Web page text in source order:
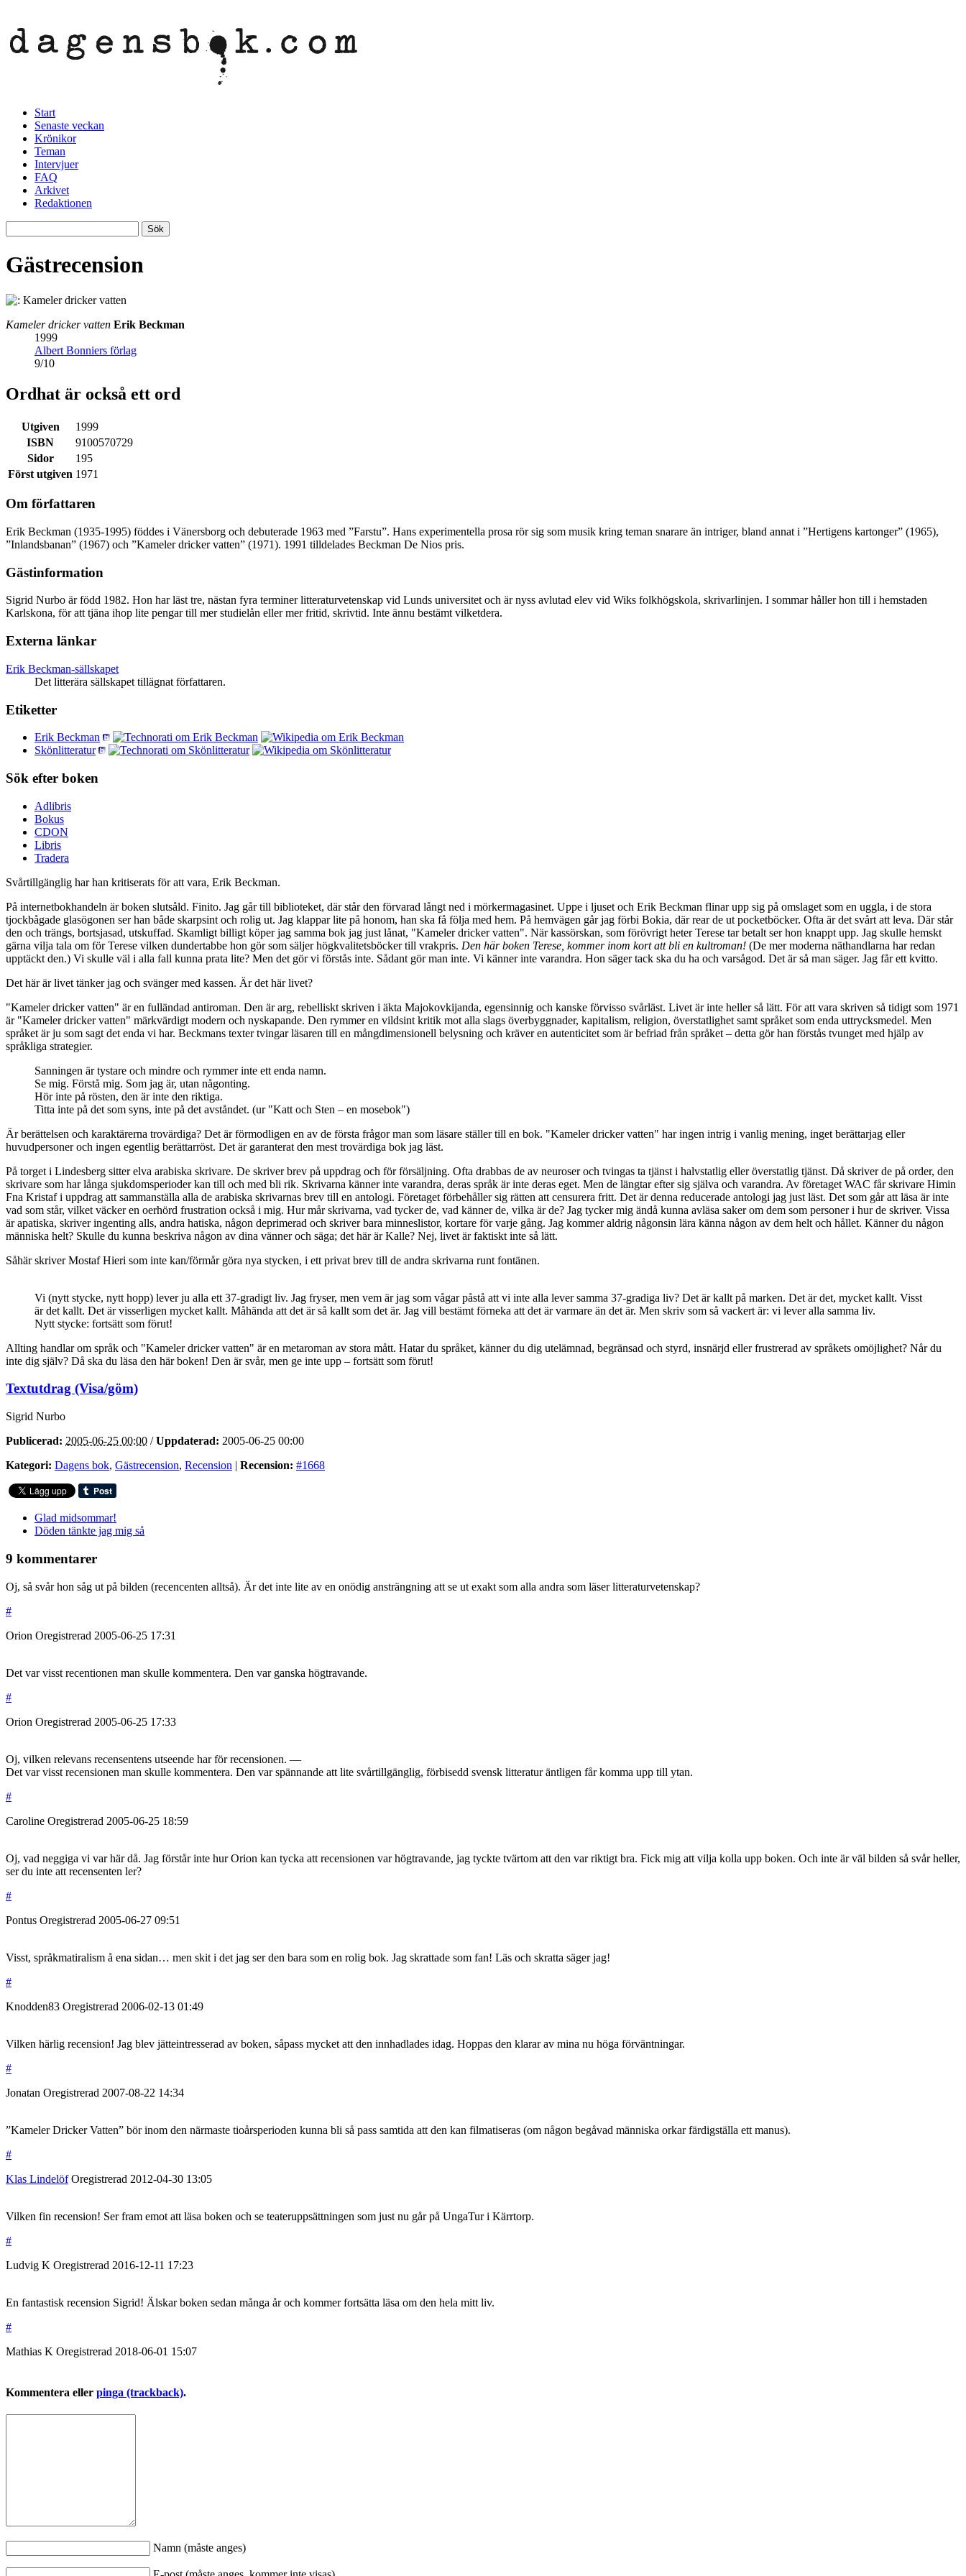
Start
Senaste veckan
Krönikor
Teman
Intervjuer
FAQ
Arkivet
Redaktionen
Gästrecension
Kameler dricker vatten Erik Beckman
1999
Albert Bonniers förlag
9/10
Ordhat är också ett ord
Utgiven
1999
ISBN
9100570729
Sidor
195
Först utgiven 1971
Om författaren
Erik Beckman (1935-1995) föddes i Vänersborg och debuterade 1963 med ”Farstu”. Hans experimentella prosa rör sig som musik kring teman snarare än intriger, bland annat i ”Hertigens kartonger” (1965),
”Inlandsbanan” (1967) och ”Kameler dricker vatten” (1971). 1991 tilldelades Beckman De Nios pris.
Gästinformation
Sigrid Nurbo är född 1982. Hon har läst tre, nästan fyra terminer litteraturvetenskap vid Lunds universitet och är nyss avlutad elev vid Wiks folkhögskola, skrivarlinjen. I sommar håller hon till i hemstaden
Karlskona, för att tjäna ihop lite pengar till mer studielån eller mer fritid, skrivtid. Inte ännu bestämt vilketdera.
Externa länkar
Erik Beckman-sällskapet
Det litterära sällskapet tillägnat författaren.
Etiketter
Erik Beckman
Skönlitteratur
Sök efter boken
Adlibris
Bokus
CDON
Libris
Tradera
Svårtillgänglig har han kritiserats för att vara, Erik Beckman.
På internetbokhandeln är boken slutsåld. Finito. Jag går till biblioteket, där står den förvarad långt ned i mörkermagasinet. Uppe i ljuset och Erik Beckman flinar upp sig på omslaget som en uggla, i de stora
tjockbågade glasögonen ser han både skarpsint och rolig ut. Jag klappar lite på honom, han ska få följa med hem. På hemvägen går jag förbi Bokia, där rear de ut pocketböcker. Ofta är det svårt att leva. Där står
den och trängs, bortsjasad, utskuffad. Skamligt billigt köper jag samma bok jag just lånat, "Kameler dricker vatten". När kassörskan, som förövrigt heter Terese tar betalt ser hon knappt upp. Jag skulle hemskt
gärna vilja tala om för Terese vilken dundertabbe hon gör som säljer högkvalitetsböcker till vrakpris. Den här boken Terese, kommer inom kort att bli en kultroman! (De mer moderna näthandlarna har redan
upptäckt den.) Vi skulle väl i alla fall kunna prata lite? Men det gör vi förstås inte. Sådant gör man inte. Vi känner inte varandra. Hon säger tack ska du ha och varsågod. Det är så man säger. Jag får ett kvitto.
Det här är livet tänker jag och svänger med kassen. Är det här livet?
"Kameler dricker vatten" är en fulländad antiroman. Den är arg, rebelliskt skriven i äkta Majokovkijanda, egensinnig och kanske förvisso svårläst. Livet är inte heller så lätt. För att vara skriven så tidigt som 1971
är "Kameler dricker vatten" märkvärdigt modern och nyskapande. Den rymmer en vildsint kritik mot alla slags överbyggnader, kapitalism, religion, överstatlighet samt språket som enda uttrycksmedel. Men
språket är ju som sagt det enda vi har. Beckmans texter tvingar läsaren till en mångdimensionell belysning och kräver en autenticitet som är befriad från språket – detta gör han förstås tvunget med hjälp av
språkliga strategier.
Sanningen är tystare och mindre och rymmer inte ett enda namn.
Se mig. Förstå mig. Som jag är, utan någonting.
Hör inte på rösten, den är inte den riktiga.
Titta inte på det som syns, inte på det avståndet. (ur "Katt och Sten – en mosebok")
Är berättelsen och karaktärerna trovärdiga? Det är förmodligen en av de första frågor man som läsare ställer till en bok. "Kameler dricker vatten" har ingen intrig i vanlig mening, inget berättarjag eller
huvudpersoner och ingen egentlig berättarröst. Det är garanterat den mest trovärdiga bok jag läst.
På torget i Lindesberg sitter elva arabiska skrivare. De skriver brev på uppdrag och för försäljning. Ofta drabbas de av neuroser och tvingas ta tjänst i halvstatlig eller överstatlig tjänst. Då skriver de på order, den
skrivare som har långa sjukdomsperioder kan till och med bli rik. Skrivarna känner inte varandra, deras språk är inte deras eget. Men de längtar efter sig själva och varandra. Av företaget WAC får skrivare Himin
Fna Kristaf i uppdrag att sammanställa alla de arabiska skrivarnas brev till en antologi. Företaget förbehåller sig rätten att censurera fritt. Det är denna reducerade antologi jag just läst. Det som går att läsa är inte
vad som står, vilket väcker en oerhörd frustration också i mig. Hur mår skrivarna, vad tycker de, vad känner de, vilka är de? Jag tycker mig ändå kunna avläsa saker om dem som personer i hur de skriver. Vissa
är apatiska, skriver ingenting alls, andra hatiska, någon deprimerad och skriver bara minneslistor, kortare för varje gång. Jag kommer aldrig någonsin lära känna någon av dem helt och hållet. Känner du någon
människa helt? Skulle du kunna beskriva någon av dina vänner och säga; det här är Kalle? Nej, livet är faktiskt inte så lätt.
Såhär skriver Mostaf Hieri som inte kan/förmår göra nya stycken, i ett privat brev till de andra skrivarna runt fontänen.
Vi (nytt stycke, nytt hopp) lever ju alla ett 37-gradigt liv. Jag fryser, men vem är jag som vågar påstå att vi inte alla lever samma 37-gradiga liv? Det är kallt på marken. Det är det, mycket kallt. Visst
är det kallt. Det är visserligen mycket kallt. Måhända att det är så kallt som det är. Jag vill bestämt förneka att det är varmare än det är. Men skriv som så vackert är: vi lever alla samma liv.
Nytt stycke: fortsätt som förut!
Allting handlar om språk och "Kameler dricker vatten" är en metaroman av stora mått. Hatar du språket, känner du dig utelämnad, begränsad och styrd, insnärjd eller frustrerad av språkets omöjlighet? Når du
inte dig själv? Då ska du läsa den här boken! Den är svår, men ge inte upp – fortsätt som förut!
Textutdrag (Visa/göm)
Sigrid Nurbo
Publicerad: 2005-06-25 00:00 /Uppdaterad: 2005-06-25 00:00
Kategori: Dagens bok, Gästrecension, Recension | Recension: #1668
Glad midsommar!
Döden tänkte jag mig så
9 kommentarer
Oj, så svår hon såg ut på bilden (recencenten alltså). Är det inte lite av en onödig ansträngning att se ut exakt som alla andra som läser litteraturvetenskap?
#
Orion Oregistrerad 2005-06-25 17:31
Det var visst recentionen man skulle kommentera. Den var ganska högtravande.
#
Orion Oregistrerad 2005-06-25 17:33
Oj, vilken relevans recensentens utseende har för recensionen. —
Det var visst recensionen man skulle kommentera. Den var spännande att lite svårtillgänglig, förbisedd svensk litteratur äntligen får komma upp till ytan.
#
Caroline Oregistrerad 2005-06-25 18:59
Oj, vad neggiga vi var här då. Jag förstår inte hur Orion kan tycka att recensionen var högtravande, jag tyckte tvärtom att den var riktigt bra. Fick mig att vilja kolla upp boken. Och inte är väl bilden så svår heller,
ser du inte att recensenten ler?
#
Pontus Oregistrerad 2005-06-27 09:51
Visst, språkmatiralism å ena sidan… men skit i det jag ser den bara som en rolig bok. Jag skrattade som fan! Läs och skratta säger jag!
#
Knodden83 Oregistrerad 2006-02-13 01:49
Vilken härlig recension! Jag blev jätteintresserad av boken, såpass mycket att den innhadlades idag. Hoppas den klarar av mina nu höga förväntningar.
#
Jonatan Oregistrerad 2007-08-22 14:34
”Kameler Dricker Vatten” bör inom den närmaste tioårsperioden kunna bli så pass samtida att den kan filmatiseras (om någon begåvad människa orkar färdigställa ett manus).
#
Klas Lindelöf Oregistrerad 2012-04-30 13:05
Vilken fin recension! Ser fram emot att läsa boken och se teateruppsättningen som just nu går på UngaTur i Kärrtorp.
#
Ludvig K Oregistrerad 2016-12-11 17:23
En fantastisk recension Sigrid! Älskar boken sedan många år och kommer fortsätta läsa om den hela mitt liv.
#
Mathias K Oregistrerad 2018-06-01 15:07
Kommentera eller pinga (trackback).
Namn (måste anges)